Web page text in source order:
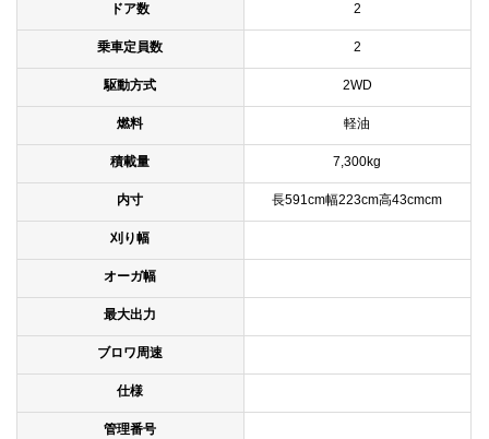
ドア数 2
乗車定員数 2
駆動方式 2WD
燃料 軽油
積載量 7,300kg
内寸 長591cm幅223cm高43cmcm
刈り幅
オーガ幅
最大出力
ブロワ周速
仕様
管理番号